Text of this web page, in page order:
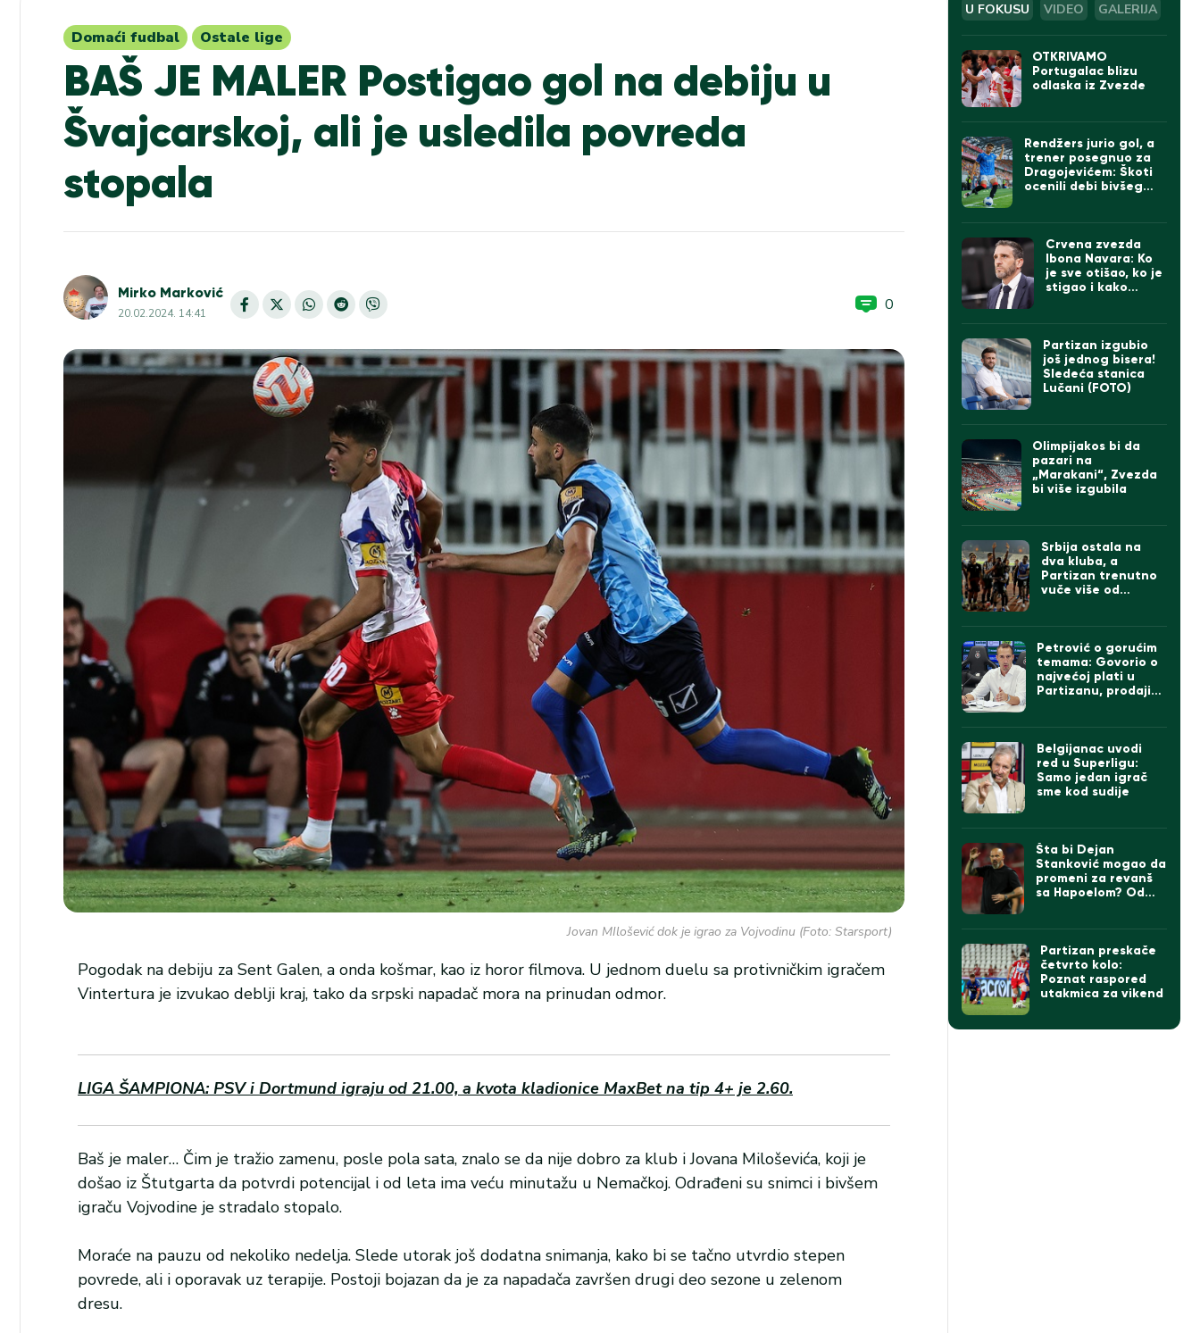
Domaći fudbal Ostale lige
BAŠ JE MALER Postigao gol na debiju u
Švajcarskoj, ali je usledila povreda
stopala
Mirko Marković
20.02.2024. 14:41 0
Jovan MIlošević dok je igrao za Vojvodinu (Foto: Starsport)
Pogodak na debiju za Sent Galen, a onda košmar, kao iz horor filmova. U jednom duelu sa protivničkim igračem
Vintertura je izvukao deblji kraj, tako da srpski napadač mora na prinudan odmor.
LIGA ŠAMPIONA: PSV i Dortmund igraju od 21.00, a kvota kladionice MaxBet na tip 4+ je 2.60.
Baš je maler… Čim je tražio zamenu, posle pola sata, znalo se da nije dobro za klub i Jovana Miloševića, koji je
došao iz Štutgarta da potvrdi potencijal i od leta ima veću minutažu u Nemačkoj. Odrađeni su snimci i bivšem
igraču Vojvodine je stradalo stopalo.
Moraće na pauzu od nekoliko nedelja. Slede utorak još dodatna snimanja, kako bi se tačno utvrdio stepen
povrede, ali i oporavak uz terapije. Postoji bojazan da je za napadača završen drugi deo sezone u zelenom
dresu.
U FOKUSU VIDEO GALERIJA
OTKRIVAMO
Portugalac blizu
odlaska iz Zvezde
Rendžers jurio gol, a
trener posegnuo za
Dragojevićem: Škoti
ocenili debi bivšeg
Crvena zvezda
Ibona Navara: Ko
je sve otišao, ko je
stigao i kako
Partizan izgubio
još jednog bisera!
Sledeća stanica
Lučani (FOTO)
Olimpijakos bi da
pazari na
„Marakani“, Zvezda
bi više izgubila
Srbija ostala na
dva kluba, a
Partizan trenutno
vuče više od
Petrović o gorućim
temama: Govorio o
najvećoj plati u
Partizanu, prodaji
Belgijanac uvodi
red u Superligu:
Samo jedan igrač
sme kod sudije
Šta bi Dejan
Stanković mogao da
promeni za revanš
sa Hapoelom? Od
Partizan preskače
četvrto kolo:
Poznat raspored
utakmica za vikend